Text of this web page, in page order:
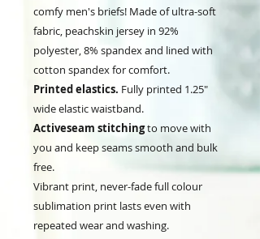
comfy men's briefs! Made of ultra-soft
fabric, peachskin jersey in 92%
polyester, 8% spandex and lined with
cotton spandex for comfort.
Printed elastics. Fully printed 1.25"
wide elastic waistband.
Activeseam stitchingto move with
you and keep seams smooth and bulk
free.
Vibrant print, never-fade full colour
sublimation print lasts even with
repeated wear and washing.